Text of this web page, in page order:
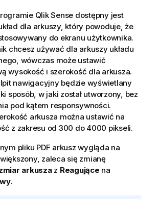
Qlik Sense dostępny jest
dla arkuszy, który powoduje, że
do ekranu użytkownika.
chcesz używać dla arkuszy układu
wówczas może ustawić
wysokość i szerokość dla arkusza.
nawigacyjny będzie wyświetlany
sposób, w jaki został utworzony, bez
pod kątem responsywności.
arkusza można ustawić na
z zakresu od 300 do 4000 pikseli.
pliku PDF arkusz wygląda na
zaleca się zmianę
arkuszaz Reagujące na
.